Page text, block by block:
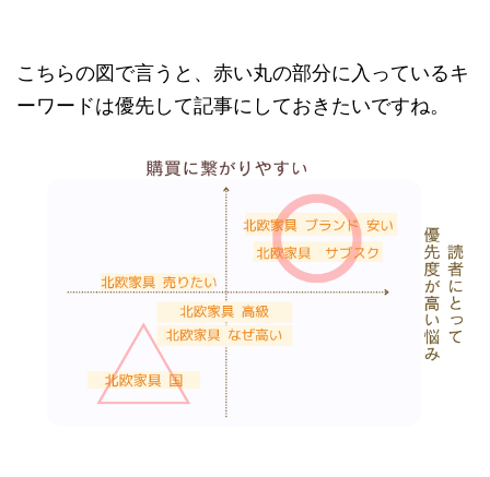
こちらの図で言うと、赤い丸の部分に入っているキ
ーワードは優先して記事にしておきたいですね。